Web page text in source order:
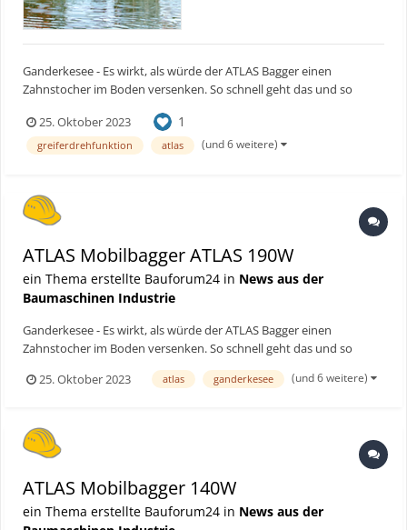
Ganderkesee - Es wirkt, als würde der ATLAS Bagger einen
Zahnstocher im Boden versenken. So schnell geht das und so
eine Stegsanierung in die Wakenitz rüttelt. Die Wakenitz ist ein
rechter Nebenfluss der Trave im Südosten Schleswig-Hol...
25. Oktober 2023 1
greiferdrehfunktion atlas (und 6 weitere)
ATLAS Mobilbagger ATLAS 190W
ein Thema erstellte Bauforum24 in News aus der
Baumaschinen Industrie
Ganderkesee - Es wirkt, als würde der ATLAS Bagger einen
Zahnstocher im Boden versenken. So schnell geht das und so
einfach sieht es aus, wenn er einen 10 m langen Anbindepfahl für
eine Stegsanierung in die Wakenitz rüttelt. Die Wakenitz ist ein
25. Oktober 2023 atlas ganderkesee (und 6 weitere)
ATLAS Mobilbagger 140W
ein Thema erstellte Bauforum24 in News aus der